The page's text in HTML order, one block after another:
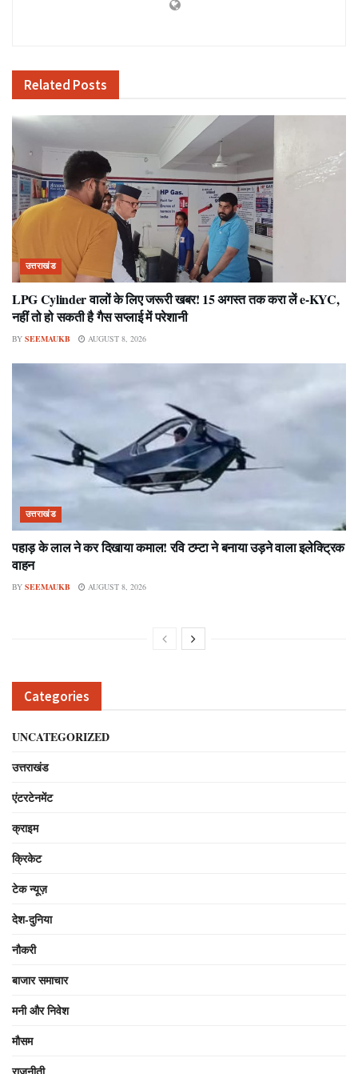
Related Posts
उत्तराखंड
LPG Cylinder वालों के लिए जरूरी खबर! 15 अगस्त तक करा लें e-KYC,
नहीं तो हो सकती है गैस सप्लाई में परेशानी
BY SEEMAUKB AUGUST 8, 2026
उत्तराखंड
पहाड़ के लाल ने कर दिखाया कमाल! रवि टम्टा ने बनाया उड़ने वाला इलेक्ट्रिक
वाहन
BY SEEMAUKB AUGUST 8, 2026
Categories
UNCATEGORIZED
उत्तराखंड
एंटरटेनमेंट
क्राइम
क्रिकेट
टेक न्यूज़
देश-दुनिया
नौकरी
बाजार समाचार
मनी और निवेश
मौसम